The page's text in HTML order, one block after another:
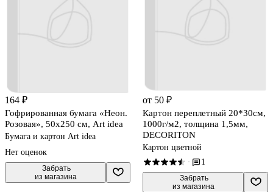
164 ₽
Гофрированная бумага «Неон.
Розовая», 50х250 см, Art idea
Бумага и картон Art idea
Нет оценок
Забрать
из магазина
от 50 ₽
Картон переплетный 20*30см,
1000г/м2, толщина 1,5мм,
DECORITON
Картон цветной
· 1
Забрать
из магазина